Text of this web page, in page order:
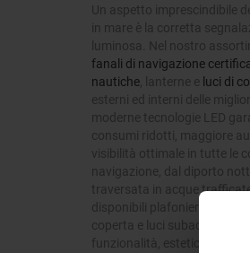
Un aspetto imprescindibile
in mare è la corretta
luminosa. Nel nostro
fanali di navigazione
nautiche, lanterne e luci di
esterni ed interni delle
moderne tecnologie LED
consumi ridotti, maggiore
visibilità ottimale in tutte le
navigazione, dal diporto
traversata in acque
disponibili plafoniere per
coperta e luci subacquee,
funzionalità, estetica e